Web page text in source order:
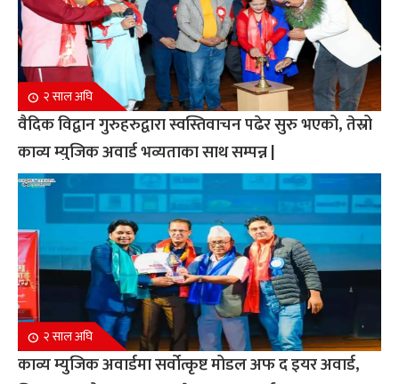
२ साल अघि
वैदिक विद्वान गुरुहरुद्वारा स्वस्तिवाचन पढेर सुरु भएको, तेस्रो
काव्य म्युजिक अवार्ड भव्यताका साथ सम्पन्न |
२ साल अघि
काव्य म्युजिक अवार्डमा सर्वोत्कृष्ट मोडल अफ द इयर अवार्ड,